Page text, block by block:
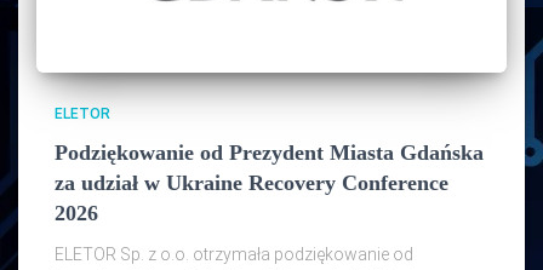
ELETOR
Podziękowanie od Prezydent Miasta Gdańska
za udział w Ukraine Recovery Conference
2026
ELETOR Sp. z o.o. otrzymała podziękowanie od